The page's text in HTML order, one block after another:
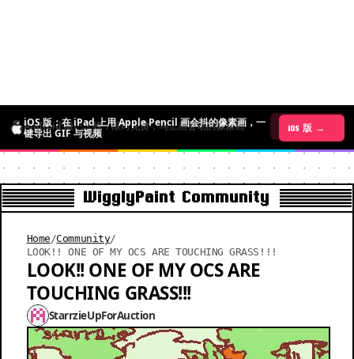
Android 版已上线：限时免费，马上画会动的像素画 Android 版 →
iOS 版：在 iPad 上用 Apple Pencil 画会抖的像素画，一
键导出 GIF 与视频
iOS 版 →
WigglyPaint Community
Home /Community/
LOOK!! ONE OF MY OCS ARE TOUCHING GRASS!!!
LOOK!! ONE OF MY OCS ARE
TOUCHING GRASS!!!
StarrzieUpForAuction